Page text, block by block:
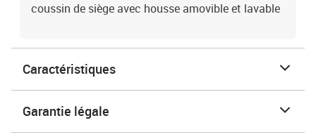
coussin de siège avec housse amovible et lavable
Caractéristiques
Garantie légale